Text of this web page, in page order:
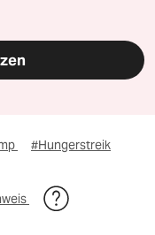
#Hungerstreik